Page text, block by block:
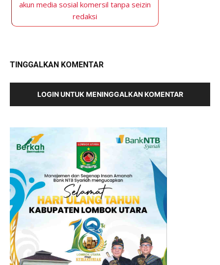
akun media sosial komersil tanpa seizin
redaksi
TINGGALKAN KOMENTAR
LOGIN UNTUK MENINGGALKAN KOMENTAR